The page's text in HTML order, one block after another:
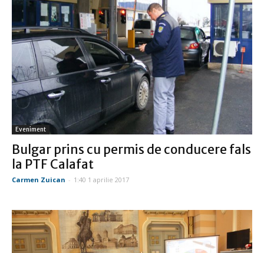
Eveniment
Bulgar prins cu permis de conducere fals
la PTF Calafat
Carmen Zuican - 1:40 1 aprilie 2017